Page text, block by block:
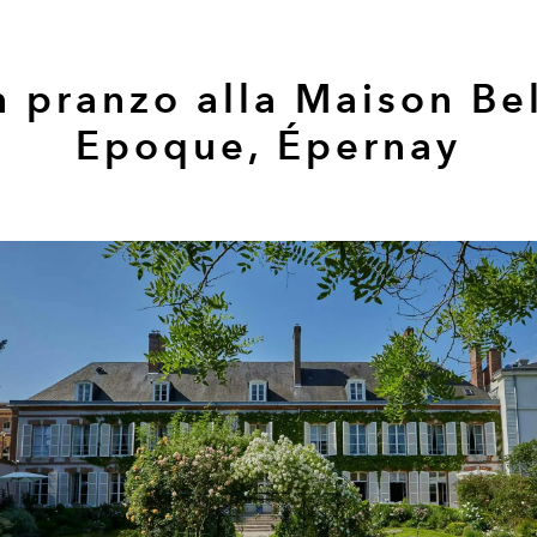
pranzo alla Maison
Epoque, Épernay